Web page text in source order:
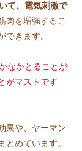
て、電気刺激で
肉を増強するこ
きます。
なかとることが
がマストです
果や、ヤーマン
めています。